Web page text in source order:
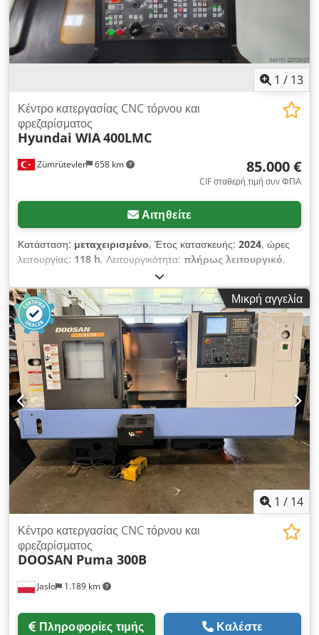
254 χιλ., Εξοπλισμός:ταχύτητα περιστροφής απείρως
μεταβαλλόμενη, τεκμηρίωση / εγχειρίδιο, Μεταχειρισμένο
μηχάνημα τόρνευσης CNC με 6 άξονες, με αντίθετο άξονα,
εργαλεία με κινητήρα και άξονα Υ, και σύστημα CNC FANUC 0i-
1 / 13
Zümrütevler 658 km
Κέντρο κατεργασίας CNC τόρνου και
φρεζαρίσματος
Hyundai WIA400LMC
85.000 €
CIF σταθερή τιμή συν ΦΠΑ
Αιτηθείτε
Κατάσταση: μεταχειρισμένο, Έτος κατασκευής: 2024, ώρες
λειτουργίας: 118 h, Λειτουργικότητα: πλήρως λειτουργικό,
, διάμετρος τόρνευσης πάνω από
το εγκάρσιο τρόλεϊ:600 χιλ., διαμέτρος τορναρίσματος:550
χιλ., ισχύς κινητήρα ατράκτου:15 W, ταχύτητα ατράκτου
(ελάχ.):4.000 στρ./λ., οπέρα άξονα:116 χιλ., διαδρομή άξονα
Z:2.050 χιλ., ΜΟΝΤΕΛΟ 2024, CNC ΤΟΡΝΟΣ HYUNDAI WIA
400 LMC ΜΕ ΑΞΟΝΑ C (4 ΕΡΓΑΛΕΙΑ ΜΕ ΚΙΝΗΣΗ) ΩΡΕΣ
ΛΕΙΤΟΥΡΓΙΑΣ: 118 ΩΡΕΣ ΧΩΡΗΤΙΚΟΤΗΤΑ ΡΑΒΔΟΥ: 116 MM
ΤΟ ΜΗΧΑΝΗΜΑ ΕΙΝΑΙ ΚΑΘΑΡΟ ΚΑΙ ΣΕ ΑΡΙΣΤΗ ΚΑΤΑΣΤΑΣΗ
ΣΥΝΤΗΡΗΣΗΣ. ΣΗΜΕΙΩΣΗ: ΤΟ ΜΗΧΑΝΗΜΑ ΘΑ ΕΙΝΑΙ
ΔΙΑΘΕΣΙΜΟ ΣΤΗΝ ΑΠΟΘΗΚΗ ΣΤΗΝ ΚΩΝΣΤΑΝΤΙΝΟΥΠΟΛΗ
ΑΠΟ ΤΙΣ 20 ΙΟΥΛΙΟΥ. Codjzlux Njpfx Anqsha
Μικρή αγγελία
1 / 14
Jasło 1.189 km
Κέντρο κατεργασίας CNC τόρνου και
φρεζαρίσματος
DOOSAN Puma 300B
Πληροφορίες τιμής Καλέστε